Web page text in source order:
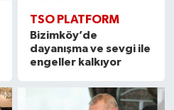
TSO PLATFORM
Bizimköy’de
dayanışma ve sevgi ile
engeller kalkıyor